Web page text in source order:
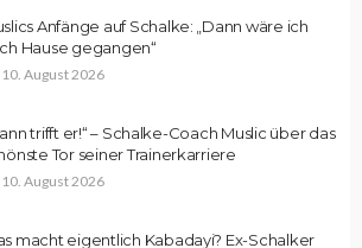
Anfänge auf Schalke: „Dann wäre ich
Hause gegangen“
10. August 2026
trifft er!“ – Schalke-Coach Muslic über das
Tor seiner Trainerkarriere
10. August 2026
macht eigentlich Kabadayi? Ex-Schalker